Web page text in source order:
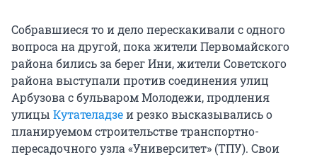
Собравшиеся то и дело перескакивали с одного
вопроса на другой, пока жители Первомайского
района бились за берег Ини, жители Советского
района выступали против соединения улиц
Арбузова с бульваром Молодежи, продления
улицы Кутателадзеи резко высказывались о
планируемом строительстве транспортно-
пересадочного узла «Университет» (ТПУ). Свои